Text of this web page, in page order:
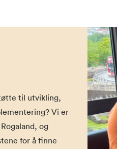
til utvikling,
Vi er
og
for å finne